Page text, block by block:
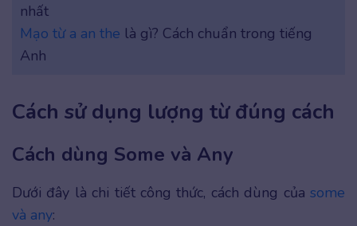
nhất
Mạo từ a an the là gì? Cách chuẩn trong tiếng
Anh
Cách sử dụng lượng từ đúng cách
Cách dùng Some và Any
Dưới đây là chi tiết công thức, cách dùng của some
và any: